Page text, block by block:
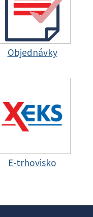
Objednávky
E-trhovisko